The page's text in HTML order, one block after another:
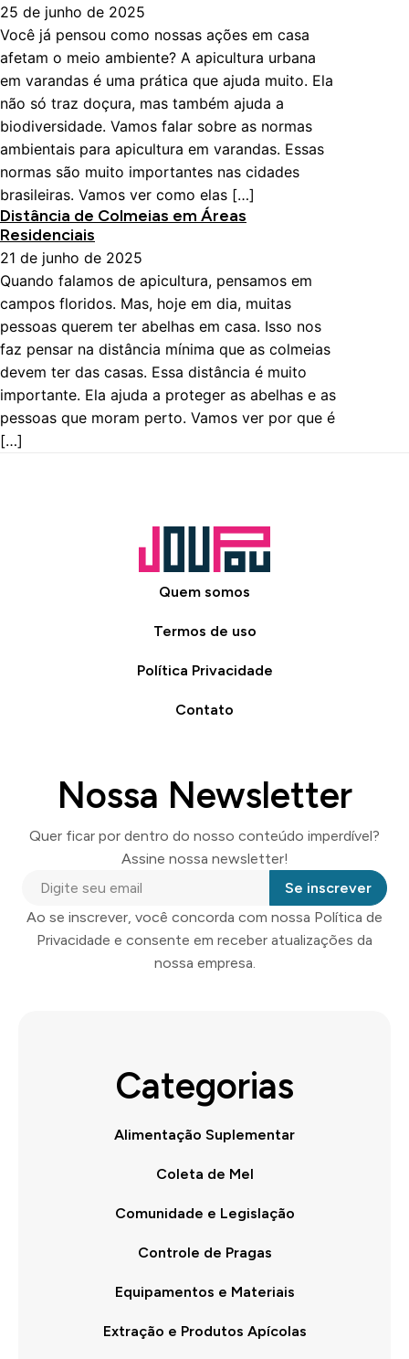
25 de junho de 2025
Você já pensou como nossas ações em casa
afetam o meio ambiente? A apicultura urbana
em varandas é uma prática que ajuda muito. Ela
não só traz doçura, mas também ajuda a
biodiversidade. Vamos falar sobre as normas
ambientais para apicultura em varandas. Essas
normas são muito importantes nas cidades
brasileiras. Vamos ver como elas […]
Distância de Colmeias em Áreas
Residenciais
21 de junho de 2025
Quando falamos de apicultura, pensamos em
campos floridos. Mas, hoje em dia, muitas
pessoas querem ter abelhas em casa. Isso nos
faz pensar na distância mínima que as colmeias
devem ter das casas. Essa distância é muito
importante. Ela ajuda a proteger as abelhas e as
pessoas que moram perto. Vamos ver por que é
[…]
Quem somos
Termos de uso
Política Privacidade
Contato
Nossa Newsletter
Quer ficar por dentro do nosso conteúdo imperdível?
Assine nossa newsletter!
Se inscrever
Ao se inscrever, você concorda com nossa Política de
Privacidade e consente em receber atualizações da
nossa empresa.
Categorias
Alimentação Suplementar
Coleta de Mel
Comunidade e Legislação
Controle de Pragas
Equipamentos e Materiais
Extração e Produtos Apícolas